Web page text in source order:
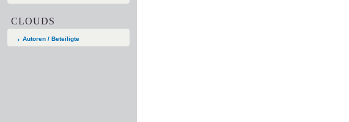
CLOUDS
Autoren / Beteiligte